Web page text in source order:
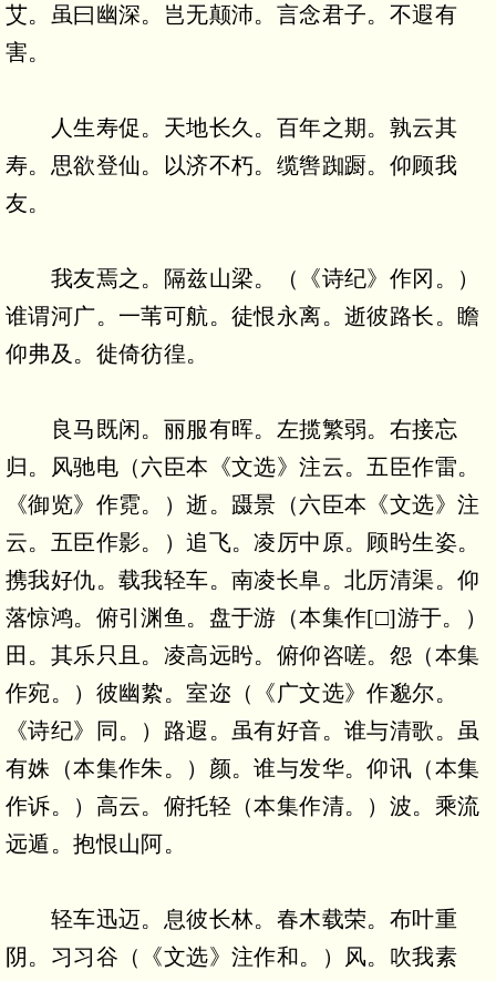
艾。虽曰幽深。岂无颠沛。言念君子。不遐有
害。
人生寿促。天地长久。百年之期。孰云其
寿。思欲登仙。以济不朽。缆辔踟蹰。仰顾我
友。
我友焉之。隔兹山梁。（《诗纪》作冈。）
谁谓河广。一苇可航。徒恨永离。逝彼路长。瞻
仰弗及。徙倚彷徨。
良马既闲。丽服有晖。左揽繁弱。右接忘
归。风驰电（六臣本《文选》注云。五臣作雷。
《御览》作霓。）逝。蹑景（六臣本《文选》注
云。五臣作影。）追飞。凌厉中原。顾盻生姿。
携我好仇。载我轻车。南凌长阜。北厉清渠。仰
落惊鸿。俯引渊鱼。盘于游（本集作[□]游于。）
田。其乐只且。凌高远盻。俯仰咨嗟。怨（本集
作宛。）彼幽絷。室迩（《广文选》作邈尔。
《诗纪》同。）路遐。虽有好音。谁与清歌。虽
有姝（本集作朱。）颜。谁与发华。仰讯（本集
作诉。）高云。俯托轻（本集作清。）波。乘流
远遁。抱恨山阿。
轻车迅迈。息彼长林。春木载荣。布叶重
阴。习习谷（《文选》注作和。）风。吹我素